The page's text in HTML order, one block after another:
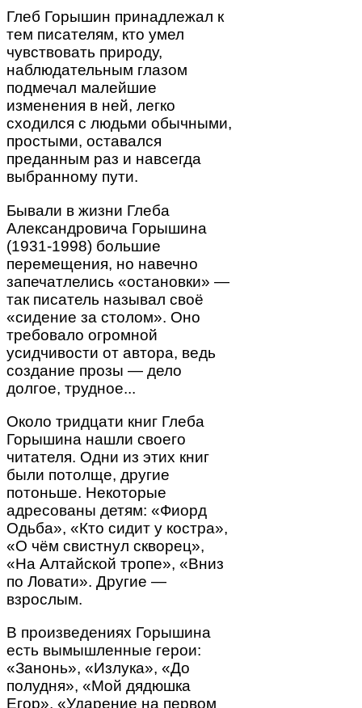
Глеб Горышин принадлежал к
тем писателям, кто умел
чувствовать природу,
наблюдательным глазом
подмечал малейшие
изменения в ней, легко
сходился с людьми обычными,
простыми, оставался
преданным раз и навсегда
выбранному пути.
Бывали в жизни Глеба
Александровича Горышина
(1931-1998) большие
перемещения, но навечно
запечатлелись «остановки» —
так писатель называл своё
«сидение за столом». Оно
требовало огромной
усидчивости от автора, ведь
создание прозы — дело
долгое, трудное...
Около тридцати книг Глеба
Горышина нашли своего
читателя. Одни из этих книг
были потолще, другие
потоньше. Некоторые
адресованы детям: «Фиорд
Одьба», «Кто сидит у костра»,
«О чём свистнул скворец»,
«На Алтайской тропе», «Вниз
по Ловати». Другие —
взрослым.
В произведениях Горышина
есть вымышленные герои:
«Занонь», «Излука», «До
полудня», «Мой дядюшка
Егор», «Ударение на первом